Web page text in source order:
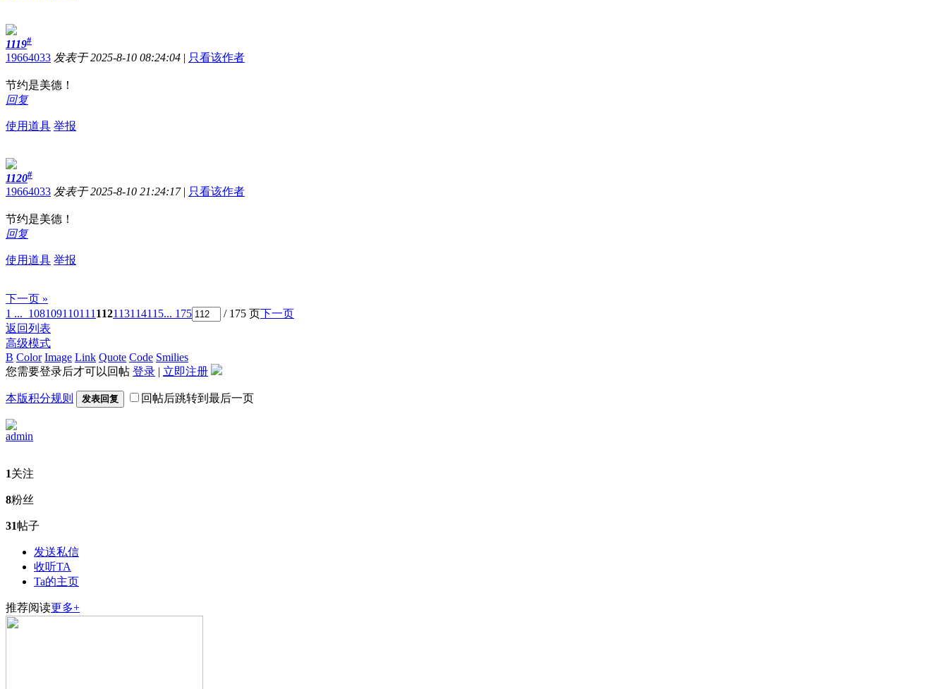
1119#
19664033 发表于 2025-8-10 08:24:04 | 只看该作者
节约是美德！
回复
使用道具 举报
1120#
19664033 发表于 2025-8-10 21:24:17 | 只看该作者
节约是美德！
回复
使用道具 举报
下一页 »
1 ... 108109110111 112113114115... 175 / 175 页下一页
返回列表
高级模式
B Color Image Link Quote Code Smilies
您需要登录后才可以回帖 登录 | 立即注册
本版积分规则 发表回复 回帖后跳转到最后一页
admin
1关注
8粉丝
31帖子
发送私信
收听TA
Ta的主页
推荐阅读更多+